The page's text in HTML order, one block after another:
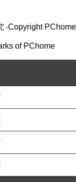
‧Copyright PChome
of PChome